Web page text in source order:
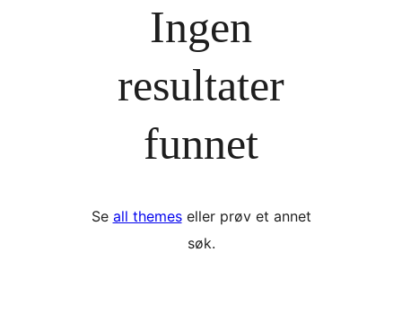
Ingen
resultater
funnet
Se all themeseller prøv et annet
søk.